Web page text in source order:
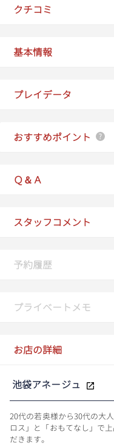
17:30
17:50
18:20
18:40
19:10
19:40
19:50
20:00
クチコミ
基本情報
プレイデータ
おすすめポイント
Ｑ＆Ａ
スタッフコメント
予約履歴
プライベートメモ
お店の詳細
池袋アネージュ
20代の若奥様から30代の大
ロス」と「おもてなし」で
だきます。